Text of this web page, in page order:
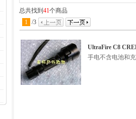
总共找到 41个商品
1 /3
UltraFire C8
手电不含电池和